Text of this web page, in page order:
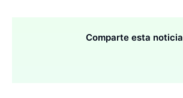
Comparte esta noticia